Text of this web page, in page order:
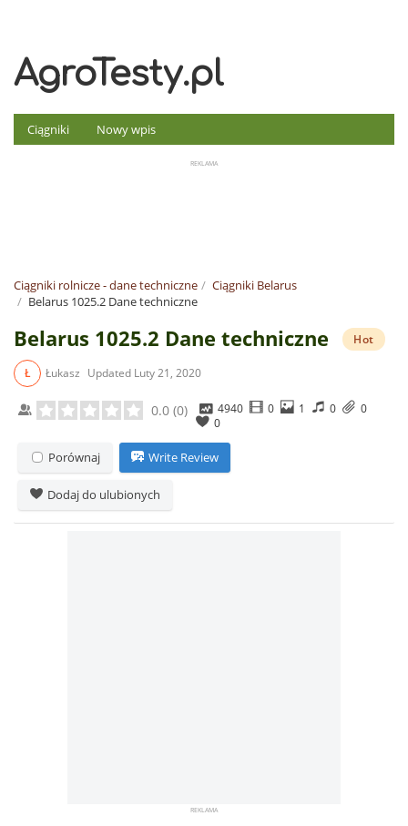
AgroTesty.pl
Ciągniki Nowy wpis
Ciągniki rolnicze - dane techniczne
Ciągniki Belarus
Belarus 1025.2 Dane techniczne
Belarus 1025.2 Dane techniczne Hot
Ł Łukasz Updated Luty 21, 2020
0.0 (0) 4940 0 1 0
0
0
Porównaj Write Review
Dodaj do ulubionych